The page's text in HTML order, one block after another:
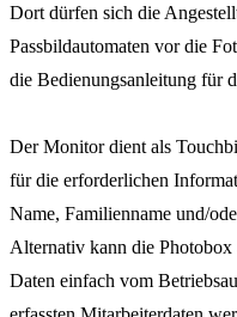
Dort dürfen sich die
Passbildautomaten vor die
die Bedienungsanleitung für
Der Monitor dient als
für die erforderlichen
Name, Familienname und/
Alternativ kann die Photobox
Daten einfach vom